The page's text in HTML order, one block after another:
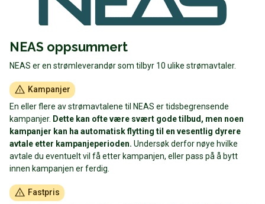
NEAS oppsummert
NEAS er en strømleverandør som tilbyr 10 ulike strømavtaler.
Kampanjer
En eller flere av strømavtalene til NEAS er tidsbegrensende
kampanjer. Dette kan ofte være svært gode tilbud, men noen
kampanjer kan ha automatisk flytting til en vesentlig dyrere
avtale etter kampanjeperioden. Undersøk derfor nøye hvilke
avtale du eventuelt vil få etter kampanjen, eller pass på å bytt
innen kampanjen er ferdig.
Fastpris